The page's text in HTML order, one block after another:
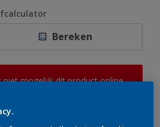
Bereken
mogelijk dit product online
aan te vullen.